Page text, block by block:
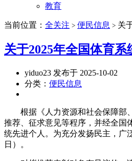
教育
当前位置： 全关注 > 便民信息 > 关
关于2025年全国体育
yiduo23 发布于 2025-10-02
分类： 便民信息
根据《人力资源和社会保障部、
推荐、征求意见等程序，并经全国
统先进个人。为充分发扬民主，广
日）。